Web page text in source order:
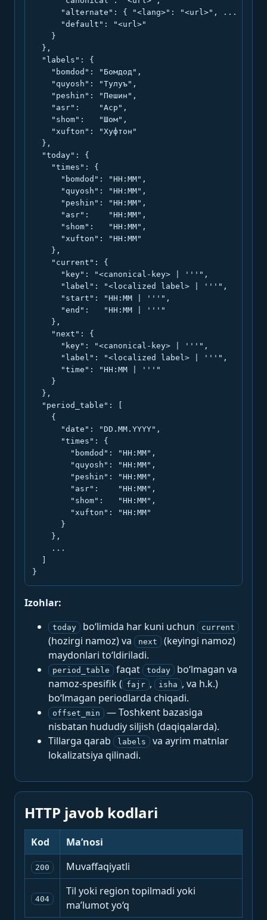
      "alternate": { "<lang>": "<url>", ... },
      "default": "<url>"
    }
  },
  "labels": {
    "bomdod": "Бомдод",
    "quyosh": "Тулуъ",
    "peshin": "Пешин",
    "asr":    "Аср",
    "shom":   "Шом",
    "xufton": "Хуфтон"
  },
  "today": {
    "times": {
      "bomdod": "HH:MM",
      "quyosh": "HH:MM",
      "peshin": "HH:MM",
      "asr":    "HH:MM",
      "shom":   "HH:MM",
      "xufton": "HH:MM"
    },
    "current": {
      "key": "<canonical-key> | '''",
      "label": "<localized label> | '''",
      "start": "HH:MM | '''",
      "end":   "HH:MM | '''"
    },
    "next": {
      "key": "<canonical-key> | '''",
      "label": "<localized label> | '''",
      "time": "HH:MM | '''"
    }
  },
  "period_table": [
    {
      "date": "DD.MM.YYYY",
      "times": {
        "bomdod": "HH:MM",
        "quyosh": "HH:MM",
        "peshin": "HH:MM",
        "asr":    "HH:MM",
        "shom":   "HH:MM",
        "xufton": "HH:MM"
      }
    },
    ...
}
Izohlar:
today bo‘limida har kuni uchun current
(hozirgi namoz) va next
(keyingi namoz)
maydonlari to‘ldiriladi.
period_table faqat today
bo‘lmagan va
namoz-spesifik ( fajr , isha , va h.k.)
bo‘lmagan periodlarda chiqadi.
offset_min
— Toshkent bazasiga
nisbatan hududiy siljish (daqiqalarda).
Tillarga qarab
labels
va ayrim matnlar
lokalizatsiya qilinadi.
HTTP javob kodlari
Kod Ma’nosi
200 Muvaffaqiyatli
404
Til yoki region topilmadi yoki
ma’lumot yo‘q